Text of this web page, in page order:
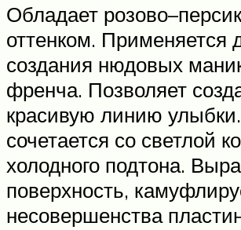
Обладает
оттенком. Применяется
создания нюдовых
френча. Позволяет
красивую линию
сочетается со светлой
холодного подтона.
поверхность,
несовершенства